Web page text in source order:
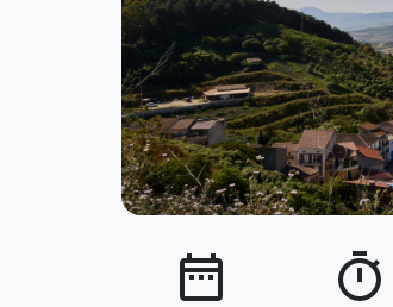
date_range timer